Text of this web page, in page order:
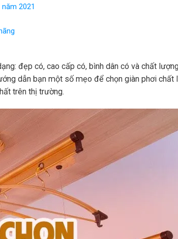
2021
đẹp có, cao cấp có, bình dân có và chất
dẫn bạn một số mẹo để chọn giàn phơi chất
trên thị trường.